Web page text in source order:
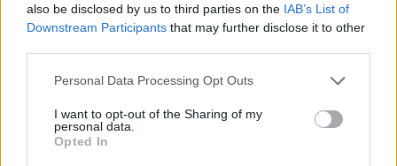
also be disclosed by us to third parties on the IAB’s List of
Downstream Participants that may further disclose it to other
Personal Data Processing Opt Outs
I want to opt-out of the Sharing of my
personal data.
Opted In
Σχολιάστε
... σχόλια| Κάνε click για να σχολιάσεις